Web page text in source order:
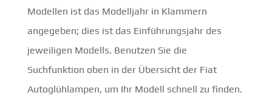
Modellen ist das Modelljahr in Klammern
angegeben; dies ist das Einführungsjahr des
jeweiligen Modells. Benutzen Sie die
Suchfunktion oben in der Übersicht der Fiat
Autoglühlampen, um Ihr Modell schnell zu finden.